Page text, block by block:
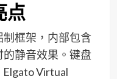
点
框架，内部包含
静音效果。键盘
Elgato Virtual